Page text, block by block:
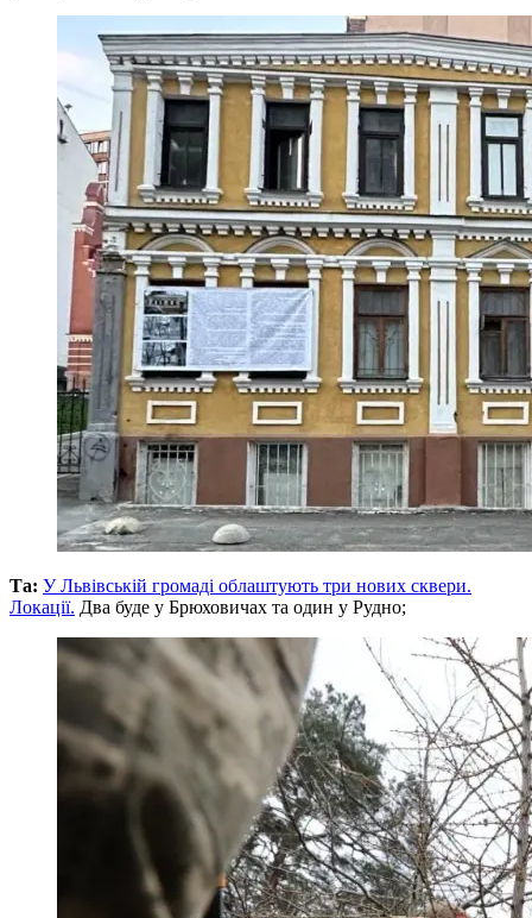
Та: У Львівській громаді облаштують три нових сквери.
Локації. Два буде у Брюховичах та один у Рудно;